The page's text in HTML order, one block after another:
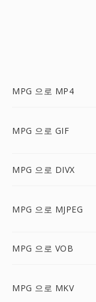
MPG 으로 MP4
MPG 으로 GIF
MPG 으로 DIVX
MPG 으로 MJPEG
MPG 으로 VOB
MPG 으로 MKV